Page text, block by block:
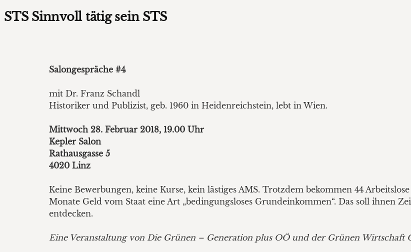
STS Sinnvoll tätig sein STS
Salongespräche #4
mit Dr. Franz Schandl
Historiker und Publizist, geb. 1960 in Heidenreichstein, lebt in Wien.
Mittwoch 28. Februar 2018, 19.00 Uhr
Kepler Salon
Rathausgasse 5
4020 Linz
Keine Bewerbungen, keine Kurse, kein lästiges AMS. Trotzdem bekommen 44
Monate Geld vom Staat eine Art „bedingungsloses Grundeinkommen“. Das soll ihnen
entdecken.
Eine Veranstaltung von Die Grünen – Generation plus OÖ und der Grünen Wirtschaft